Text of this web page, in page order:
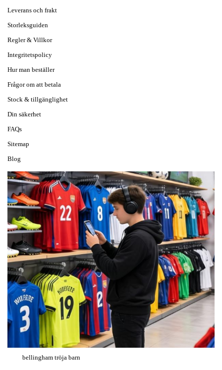
Leverans och frakt
Storleksguiden
Regler & Villkor
Integritetspolicy
Hur man beställer
Frågor om att betala
Stock & tillgänglighet
Din säkerhet
FAQs
Sitemap
Blog
bellingham tröja barn